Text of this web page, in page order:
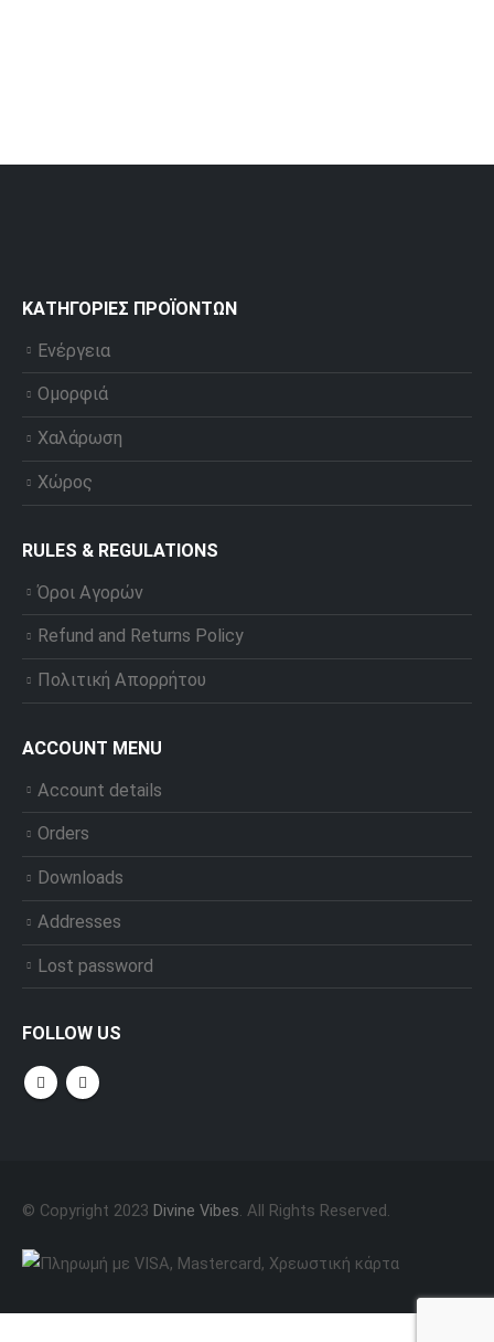
ΚΑΤΗΓΟΡΊΕΣ ΠΡΟΪΌΝΤΩΝ
Ενέργεια
Ομορφιά
Χαλάρωση
Χώρος
RULES & REGULATIONS
Όροι Αγορών
Refund and Returns Policy
Πολιτική Απορρήτου
ACCOUNT MENU
Account details
Orders
Downloads
Addresses
Lost password
FOLLOW US
© Copyright 2023 Divine Vibes. All Rights Reserved.